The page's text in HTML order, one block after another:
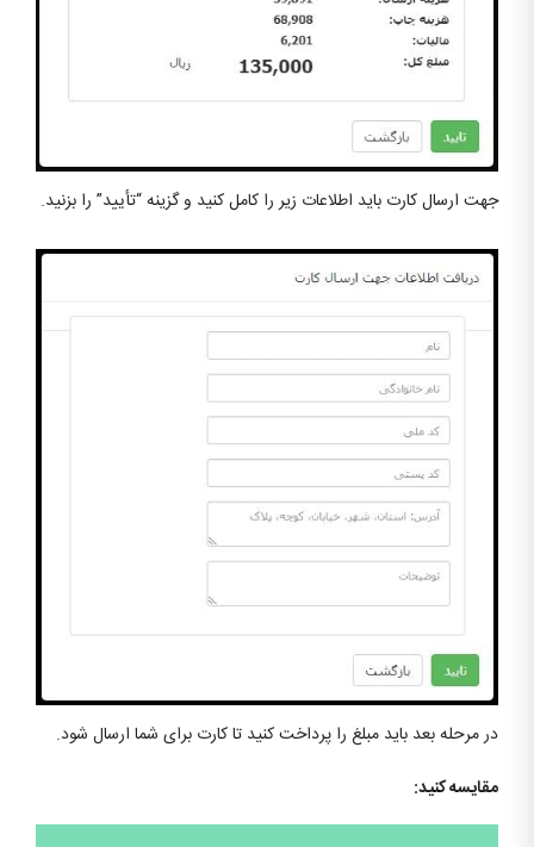
جهت ارسال کارت باید اطلاعات زیر را کامل کنید و گزینه “تأیید” را بزنید.
در مرحله بعد باید مبلغ را پرداخت کنید تا کارت برای شما ارسال شود.
مقایسه کنید: